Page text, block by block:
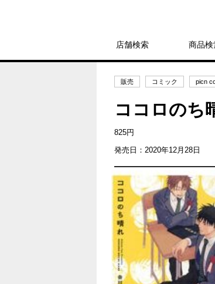
店舗検索 商品検
販売 コミック picn
ココロの
825円
発売日：2020年12月28日